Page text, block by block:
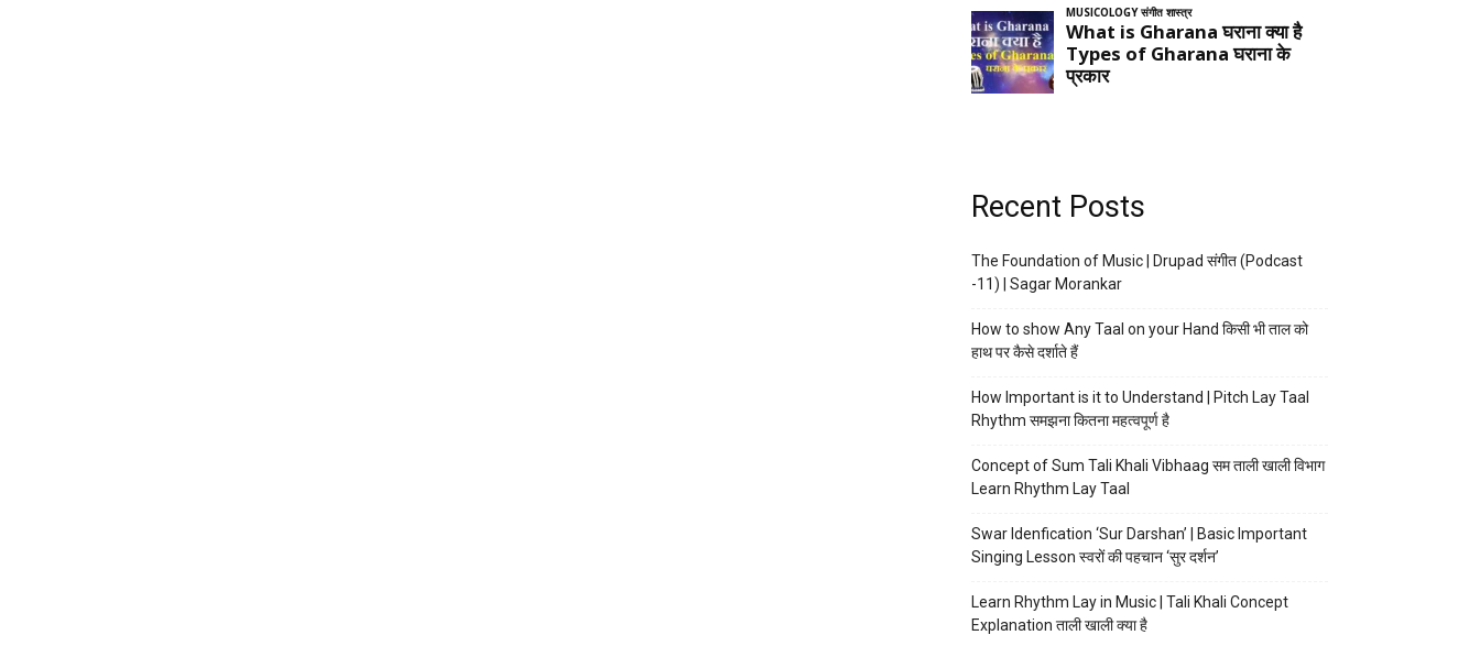
Recent Posts
The Foundation of Music | Drupad संगीत (Podcast
-11) | Sagar Morankar
How to show Any Taal on your Hand किसी भी ताल को
हाथ पर कैसे दर्शाते हैं
How Important is it to Understand | Pitch Lay Taal
Rhythm समझना कितना महत्वपूर्ण है
Concept of Sum Tali Khali Vibhaag सम ताली खाली विभाग
Learn Rhythm Lay Taal
Swar Idenfication ‘Sur Darshan’ | Basic Important
Singing Lesson स्वरों की पहचान ‘सुर दर्शन’
Learn Rhythm Lay in Music | Tali Khali Concept
Explanation ताली खाली क्या है